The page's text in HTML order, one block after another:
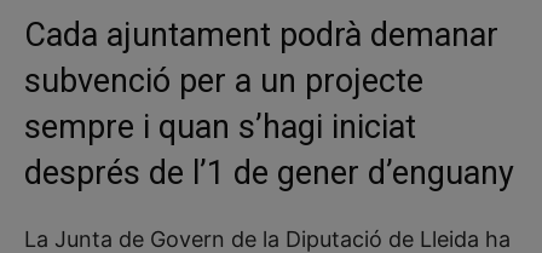
Cada ajuntament podrà demanar
subvenció per a un projecte
sempre i quan s’hagi iniciat
després de l’1 de gener d’enguany
La Junta de Govern de la Diputació de Lleida ha